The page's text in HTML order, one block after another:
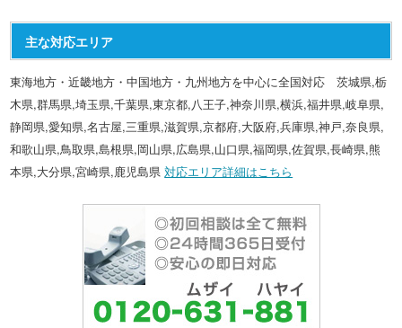
主な対応エリア
東海地方・近畿地方・中国地方・九州地方を中心に全国対応 茨城県,栃
木県,群馬県,埼玉県,千葉県,東京都,八王子,神奈川県,横浜,福井県,岐阜県,
静岡県,愛知県,名古屋,三重県,滋賀県,京都府,大阪府,兵庫県,神戸,奈良県,
和歌山県,鳥取県,島根県,岡山県,広島県,山口県,福岡県,佐賀県,長崎県,熊
本県,大分県,宮崎県,鹿児島県対応エリア詳細はこちら